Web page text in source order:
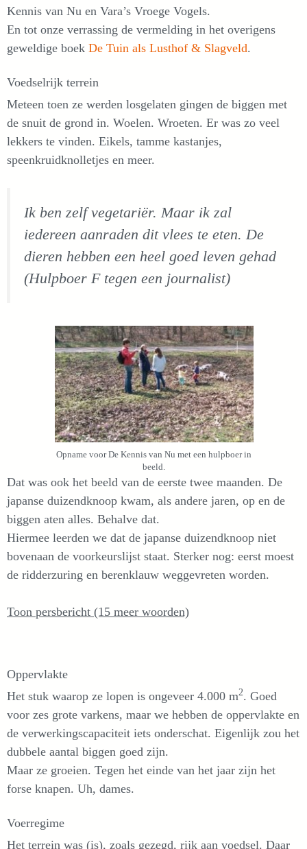
Kennis van Nu en Vara’s Vroege Vogels.
En tot onze verrassing de vermelding in het overigens
geweldige boek De Tuin als Lusthof & Slagveld.
Voedselrijk terrein
Meteen toen ze werden losgelaten gingen de biggen met
de snuit de grond in. Woelen. Wroeten. Er was zo veel
lekkers te vinden. Eikels, tamme kastanjes,
speenkruidknolletjes en meer.
Ik ben zelf vegetariër. Maar ik zal
iedereen aanraden dit vlees te eten. De
dieren hebben een heel goed leven gehad
(Hulpboer F tegen een journalist)
Opname voor De Kennis van Nu met een hulpboer in
beeld.
Dat was ook het beeld van de eerste twee maanden. De
japanse duizendknoop kwam, als andere jaren, op en de
biggen aten alles. Behalve dat.
Hiermee leerden we dat de japanse duizendknoop niet
bovenaan de voorkeurslijst staat. Sterker nog: eerst moest
de ridderzuring en berenklauw weggevreten worden.
Toon persbericht (15 meer woorden)
Oppervlakte
Het stuk waarop ze lopen is ongeveer 4.000 m2. Goed
voor zes grote varkens, maar we hebben de oppervlakte en
de verwerkingscapaciteit iets onderschat. Eigenlijk zou het
dubbele aantal biggen goed zijn.
Maar ze groeien. Tegen het einde van het jaar zijn het
forse knapen. Uh, dames.
Voerregime
Het terrein was (is), zoals gezegd, rijk aan voedsel. Daar